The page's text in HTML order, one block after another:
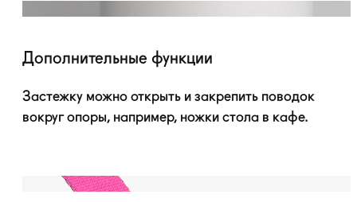
Дополнительные функции
Застежку можно открыть и закрепить поводок
вокруг опоры, например, ножки стола в кафе.